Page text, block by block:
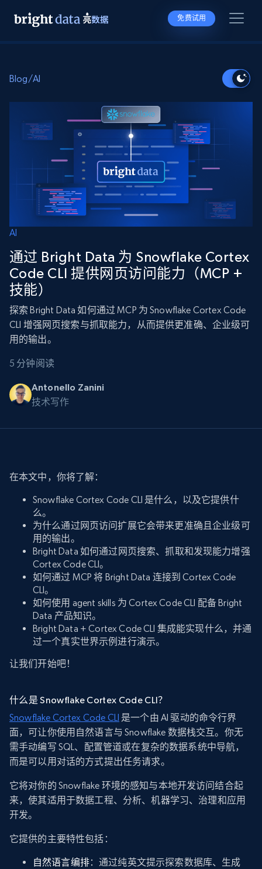
免费试用
Blog/AI
AI
通过 Bright Data 为 Snowflake Cortex
Code CLI 提供网页访问能力（MCP +
技能）
探索 Bright Data 如何通过 MCP 为 Snowflake Cortex Code
CLI 增强网页搜索与抓取能力，从而提供更准确、企业级可
用的输出。
5 分钟阅读
Antonello Zanini
技术写作
在本文中，你将了解：
Snowflake Cortex Code CLI 是什么，以及它提供什
么。
为什么通过网页访问扩展它会带来更准确且企业级可
用的输出。
Bright Data 如何通过网页搜索、抓取和发现能力增强
Cortex Code CLI。
如何通过 MCP 将 Bright Data 连接到 Cortex Code
CLI。
如何使用 agent skills 为 Cortex Code CLI 配备 Bright
Data 产品知识。
Bright Data + Cortex Code CLI 集成能实现什么，并通
过一个真实世界示例进行演示。
让我们开始吧！
什么是 Snowflake Cortex Code CLI？
Snowflake Cortex Code CLI 是一个由 AI 驱动的命令行界
面，可让你使用自然语言与 Snowflake 数据栈交互。你无
需手动编写 SQL、配置管道或在复杂的数据系统中导航，
而是可以用对话的方式提出任务请求。
它将对你的 Snowflake 环境的感知与本地开发访问结合起
来，使其适用于数据工程、分析、机器学习、治理和应用
开发。
它提供的主要特性包括：
自然语言编排：通过纯英文提示探索数据库、生成